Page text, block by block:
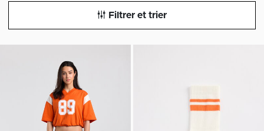
Filtrer et trier